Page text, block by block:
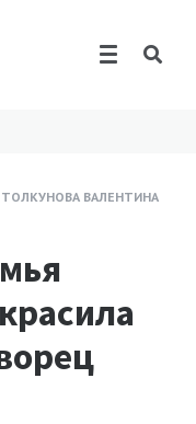
ТОЛКУНОВА ВАЛЕНТИНА